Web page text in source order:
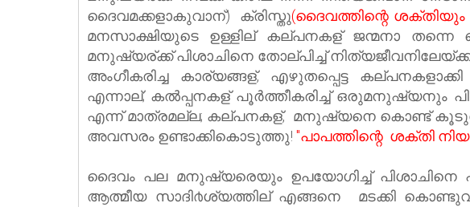
ദൈവമക്കളാകുവാന്) ക്രിസ്തു(ദൈവത്തിന്റെ
മനസാക്ഷിയുടെ ഉള്ളില് കല്പനകള് ജന്മനാ
മനുഷ്യര്ക്ക് പിശാചിനെ തോല്പിച്ച്
അംഗീകരിച്ച കാര്യങ്ങള്, എഴുതപ്പെട്ട
എന്നാല്; കൽപ്പനകള് പൂർത്തീകരിച്ച് ഒരുമനുഷ്യനും
എന്ന് മാത്രമല്ല; കല്പനകള്, മനുഷ്യനെ കൊണ്ട് കൂടുതല്
അവസരം ഉണ്ടാക്കികൊടുത്തു! "പാപത്തിന്റെ ശക്‌തി
ദൈവം പല മനുഷ്യരെയും ഉപയോഗിച്ച്
ആത്മീയ സാദി൪ശ്യത്തില് എങ്ങനെ ‍ മടക്കി